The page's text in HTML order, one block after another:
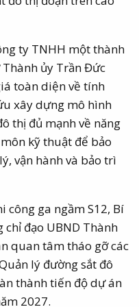
ty TNHH một thành
ủy Trần Đức
toàn diện về tính
xây dựng mô hình
thị đủ mạnh về năng
kỹ thuật để bảo
vận hành và bảo trì
ga ngầm S12, Bí
đạo UBND Thành
quan tâm tháo gỡ các
lý đường sắt đô
thành tiến độ dự án
2027.